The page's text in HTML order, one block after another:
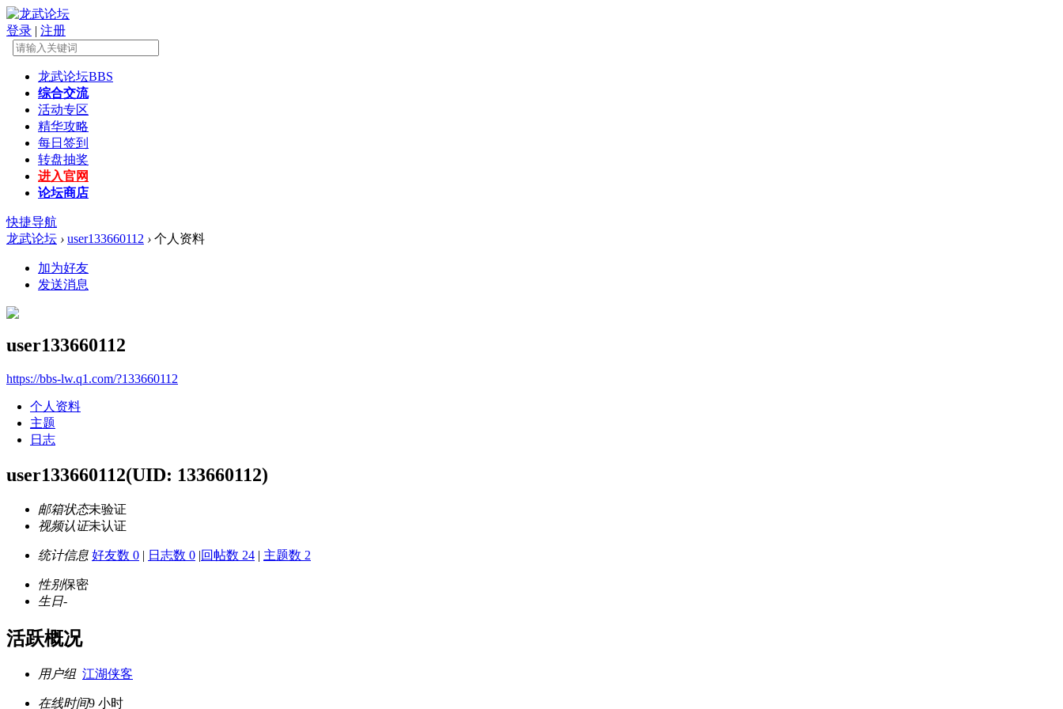
登录 | 注册
龙武论坛BBS
综合交流
活动专区
精华攻略
每日签到
转盘抽奖
进入官网
论坛商店
快捷导航
龙武论坛 › user133660112 › 个人资料
加为好友
发送消息
user133660112
https://bbs-lw.q1.com/?133660112
个人资料
主题
日志
user133660112(UID: 133660112)
邮箱状态未验证
视频认证未认证
统计信息 好友数 0 | 日志数 0 |回帖数 24 | 主题数 2
性别保密
生日-
活跃概况
用户组 江湖侠客
在线时间9 小时